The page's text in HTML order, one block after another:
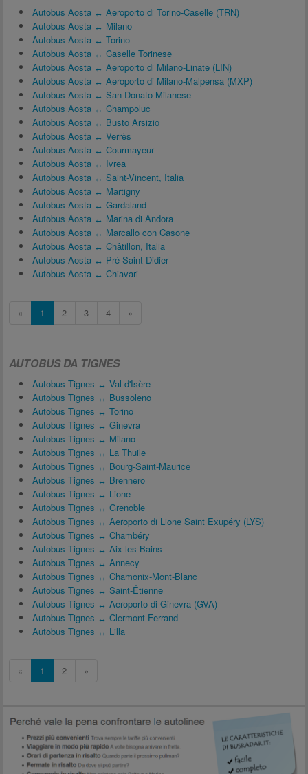
Autobus Aosta ↔ Aeroporto di Torino-Caselle (TRN)
Autobus Aosta ↔ Milano
Autobus Aosta ↔ Torino
Autobus Aosta ↔ Caselle Torinese
Autobus Aosta ↔ Aeroporto di Milano-Linate (LIN)
Autobus Aosta ↔ Aeroporto di Milano-Malpensa (MXP)
Autobus Aosta ↔ San Donato Milanese
Autobus Aosta ↔ Champoluc
Autobus Aosta ↔ Busto Arsizio
Autobus Aosta ↔ Verrès
Autobus Aosta ↔ Courmayeur
Autobus Aosta ↔ Ivrea
Autobus Aosta ↔ Saint-Vincent, Italia
Autobus Aosta ↔ Martigny
Autobus Aosta ↔ Gardaland
Autobus Aosta ↔ Marina di Andora
Autobus Aosta ↔ Marcallo con Casone
Autobus Aosta ↔ Châtillon, Italia
Autobus Aosta ↔ Pré-Saint-Didier
Autobus Aosta ↔ Chiavari
« 1 2 3 4 »
AUTOBUS DA TIGNES
Autobus Tignes ↔ Val-d'Isère
Autobus Tignes ↔ Bussoleno
Autobus Tignes ↔ Torino
Autobus Tignes ↔ Ginevra
Autobus Tignes ↔ Milano
Autobus Tignes ↔ La Thuile
Autobus Tignes ↔ Bourg-Saint-Maurice
Autobus Tignes ↔ Brennero
Autobus Tignes ↔ Lione
Autobus Tignes ↔ Grenoble
Autobus Tignes ↔ Aeroporto di Lione Saint Exupéry (LYS)
Autobus Tignes ↔ Chambéry
Autobus Tignes ↔ Aix-les-Bains
Autobus Tignes ↔ Annecy
Autobus Tignes ↔ Chamonix-Mont-Blanc
Autobus Tignes ↔ Saint-Étienne
Autobus Tignes ↔ Aeroporto di Ginevra (GVA)
Autobus Tignes ↔ Clermont-Ferrand
Autobus Tignes ↔ Lilla
« 1 2 »